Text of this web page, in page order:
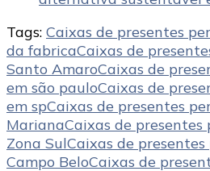
Tags: Caixas de presentes
da fabricaCaixas de
Santo AmaroCaixas de
em são pauloCaixas de
em spCaixas de presentes
MarianaCaixas de presentes
Zona SulCaixas de
Campo BeloCaixas de